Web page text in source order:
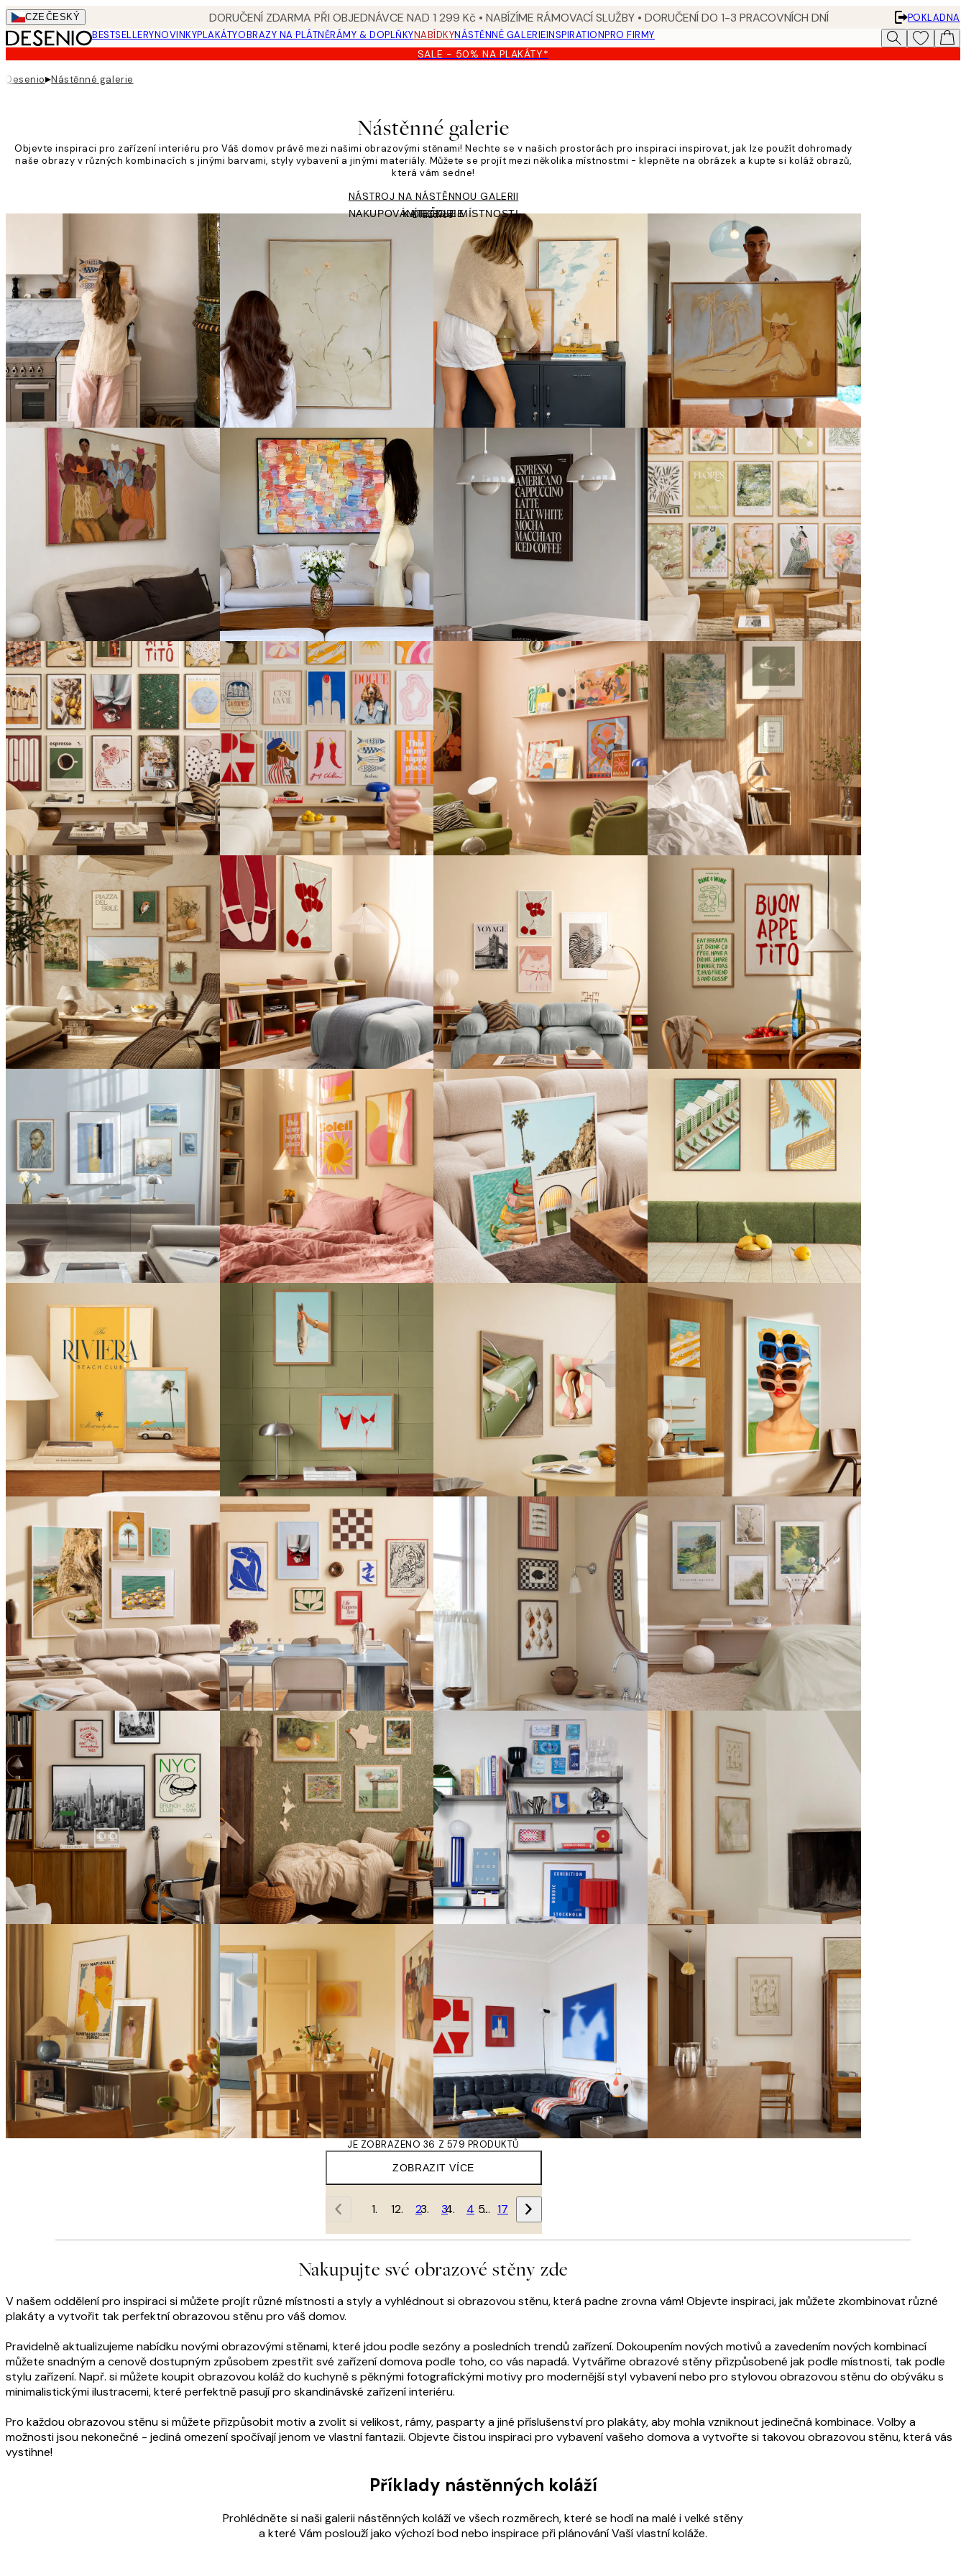
Skip
to
main
content.
CZEČESKÝ DORUČENÍ ZDARMA PŘI OBJEDNÁVCE NAD 1 299 Kč • NABÍZÍME RÁMOVACÍ SLUŽBY • DORUČENÍ DO 1-3 PRACOVNÍCH DNÍ
POKLADNA
BESTSELLERYNOVINKYPLAKÁTYOBRAZY NA PLÁTNĚRÁMY & DOPLŇKYNABÍDKYNÁSTĚNNÉ GALERIEINSPIRATIONPRO FIRMY
SALE - 50% NA PLAKÁTY*
Desenio▸Nástěnné galerie
Nástěnné galerie
Objevte inspiraci pro zařízení interiéru pro Váš domov právě mezi našimi obrazovými stěnami! Nechte se v našich prostorách pro inspiraci inspirovat, jak lze použít dohromady
naše obrazy v různých kombinacích s jinými barvami, styly vybavení a jinými materiály. Můžete se projít mezi několika místnostmi - klepněte na obrázek a kupte si koláž obrazů,
která vám sedne!
NÁSTROJ NA NÁSTĚNNOU GALERII
KATEGORIE
Dlaždice
NAKUPOVÁNÍ PODLE MÍSTNOSTI
ZOBRAZIT VÍCE
JE ZOBRAZENO 36 Z 579 PRODUKTŮ
1 2 3 4 … 17
Nakupujte své obrazové stěny zde
V našem oddělení pro inspiraci si můžete projít různé místnosti a styly a vyhlédnout si obrazovou stěnu, která padne zrovna vám! Objevte inspiraci, jak můžete zkombinovat různé
plakáty a vytvořit tak perfektní obrazovou stěnu pro váš domov.
Pravidelně aktualizujeme nabídku novými obrazovými stěnami, které jdou podle sezóny a posledních trendů zařízení. Dokoupením nových motivů a zavedením nových kombinací
můžete snadným a cenově dostupným způsobem zpestřit své zařízení domova podle toho, co vás napadá. Vytváříme obrazové stěny přizpůsobené jak podle místnosti, tak podle
stylu zařízení. Např. si můžete koupit obrazovou koláž do kuchyně s pěknými fotografickými motivy pro modernější styl vybavení nebo pro stylovou obrazovou stěnu do obýváku s
minimalistickými ilustracemi, které perfektně pasují pro skandinávské zařízení interiéru.
Pro každou obrazovou stěnu si můžete přizpůsobit motiv a zvolit si velikost, rámy, pasparty a jiné příslušenství pro plakáty, aby mohla vzniknout jedinečná kombinace. Volby a
možnosti jsou nekonečné - jediná omezení spočívají jenom ve vlastní fantazii. Objevte čistou inspiraci pro vybavení vašeho domova a vytvořte si takovou obrazovou stěnu, která vás
vystihne!
Příklady nástěnných koláží
Prohlédněte si naši galerii nástěnných koláží ve všech rozměrech, které se hodí na malé i velké stěny
a které Vám poslouží jako výchozí bod nebo inspirace při plánování Vaší vlastní koláže.